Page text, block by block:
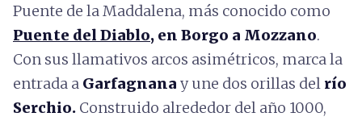
Puente de la Maddalena, más conocido como
Puente del Diablo, en Borgo a Mozzano.
Con sus llamativos arcos asimétricos, marca la
entrada a Garfagnana y une dos orillas del río
Serchio. Construido alrededor del año 1000,